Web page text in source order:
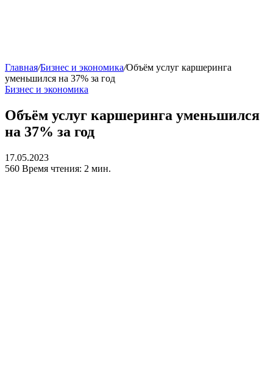
Главная/Бизнес и экономика/Объём услуг каршеринга
уменьшился на 37% за год
Бизнес и экономика
Объём услуг каршеринга уменьшился
на 37% за год
17.05.2023
560 Время чтения: 2 мин.